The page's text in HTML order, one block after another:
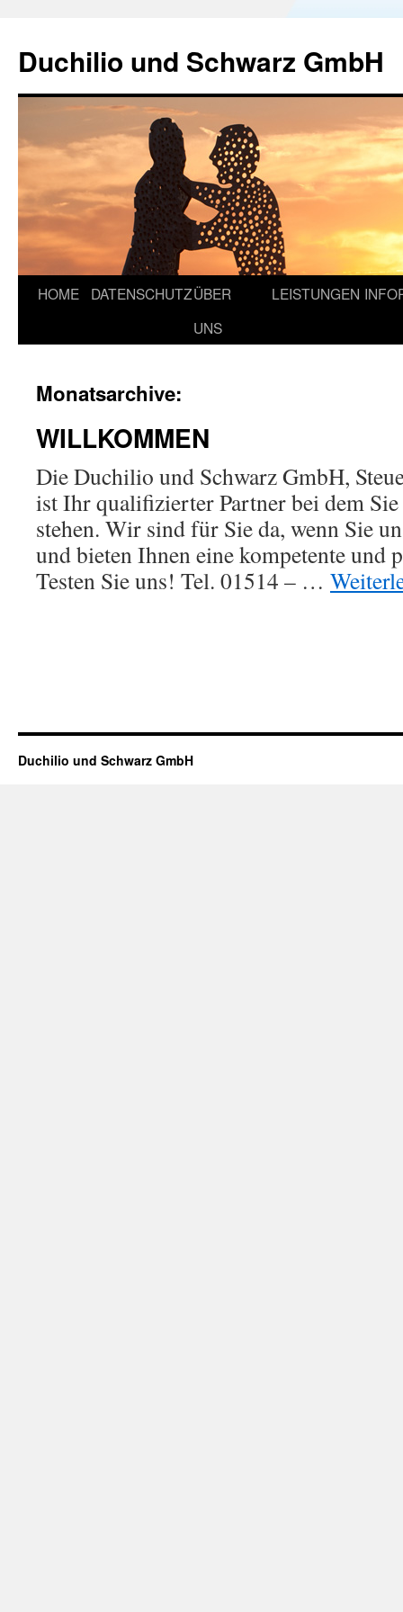
Duchilio und Schwarz GmbH
HOME DATENSCHUTZÜBER
UNS
LEISTUNGEN
Monatsarchive:
WILLKOMMEN
Die Duchilio und Schwarz GmbH,
ist Ihr qualifizierter Partner bei dem
stehen. Wir sind für Sie da, wenn Sie
und bieten Ihnen eine kompetente und
Testen Sie uns! Tel. 01514 – …
Duchilio und Schwarz GmbH